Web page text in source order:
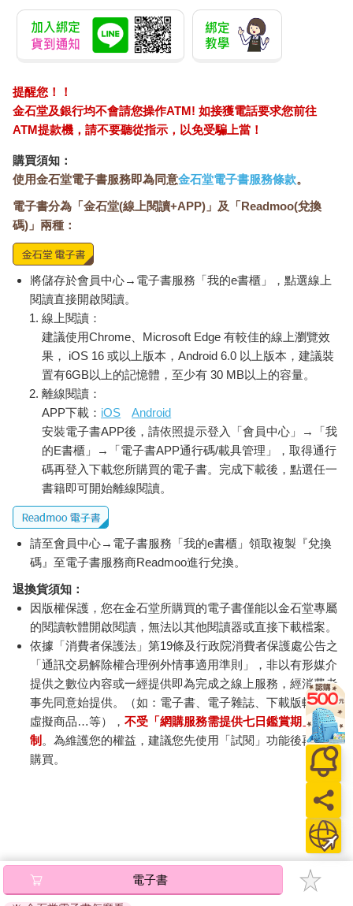
提醒您！！
金石堂及銀行均不會請您操作ATM! 如接獲電話要求您前往
ATM提款機，請不要聽從指示，以免受騙上當！
購買須知：
使用金石堂電子書服務即為同意金石堂電子書服務條款。
電子書分為「金石堂(線上閱讀+APP)」及「Readmoo(兌換
碼)」兩種：
將儲存於會員中心→電子書服務「我的e書櫃」，點選線上
閱讀直接開啟閱讀。
線上閱讀：
建議使用Chrome、Microsoft Edge 有較佳的線上瀏覽效
果， iOS 16 或以上版本，Android 6.0 以上版本，建議裝
置有6GB以上的記憶體，至少有 30 MB以上的容量。
離線閱讀：
APP下載： iOS
Android
安裝電子書APP後，請依照提示登入「會員中心」→「我
的E書櫃」→「電子書APP通行碼/載具管理」，取得通行
碼再登入下載您所購買的電子書。完成下載後，點選任一
書籍即可開始離線閱讀。
請至會員中心→電子書服務「我的e書櫃」領取複製『兌換
碼』至電子書服務商Readmoo進行兌換。
退換貨須知：
因版權保護，您在金石堂所購買的電子書僅能以金石堂專屬
的閱讀軟體開啟閱讀，無法以其他閱讀器或直接下載檔案。
依據「消費者保護法」第19條及行政院消費者保護處公告之
「通訊交易解除權合理例外情事適用準則」，非以有形媒介
提供之數位內容或一經提供即為完成之線上服務，經消費者
事先同意始提供。（如：電子書、電子雜誌、下載版軟體、
虛擬商品…等），不受「網購服務需提供七日鑑賞期」的限
制 。為維護您的權益，建議您先使用「試閱」功能後再付款
購買。
電子書